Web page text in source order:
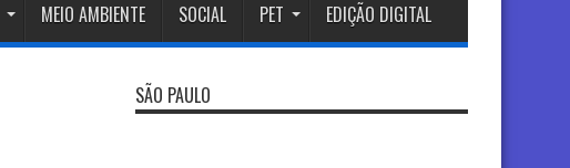
MEIO AMBIENTE SOCIAL PET EDIÇÃO DIGITAL
SÃO PAULO